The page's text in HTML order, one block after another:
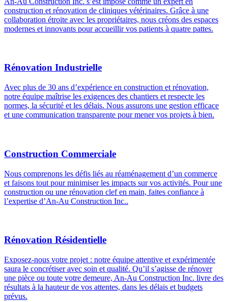
construction et rénovation de cliniques vétérinaires. Grâce à une
collaboration étroite avec les propriétaires, nous créons des espaces
modernes et innovants pour accueillir vos patients à quatre pattes.
Rénovation Industrielle
Avec plus de 30 ans d’expérience en construction et rénovation,
notre équipe maîtrise les exigences des chantiers et respecte les
normes, la sécurité et les délais. Nous assurons une gestion efficace
et une communication transparente pour mener vos projets à bien.
Construction Commerciale
Nous comprenons les défis liés au réaménagement d’un commerce
et faisons tout pour minimiser les impacts sur vos activités. Pour une
construction ou une rénovation clef en main, faites confiance à
l’expertise d’An-Au Construction Inc..
Rénovation Résidentielle
Exposez-nous votre projet : notre équipe attentive et expérimentée
saura le concrétiser avec soin et qualité. Qu’il s’agisse de rénover
une pièce ou toute votre demeure, An-Au Construction Inc. livre des
résultats à la hauteur de vos attentes, dans les délais et budgets
prévus.